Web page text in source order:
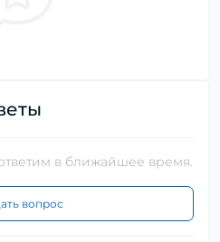
в ближайшее время.
вопрос